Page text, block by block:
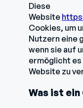
Diese
Website
Cookies, um
Nutzern eine
wenn sie auf
ermöglicht es
Website zu
Was ist